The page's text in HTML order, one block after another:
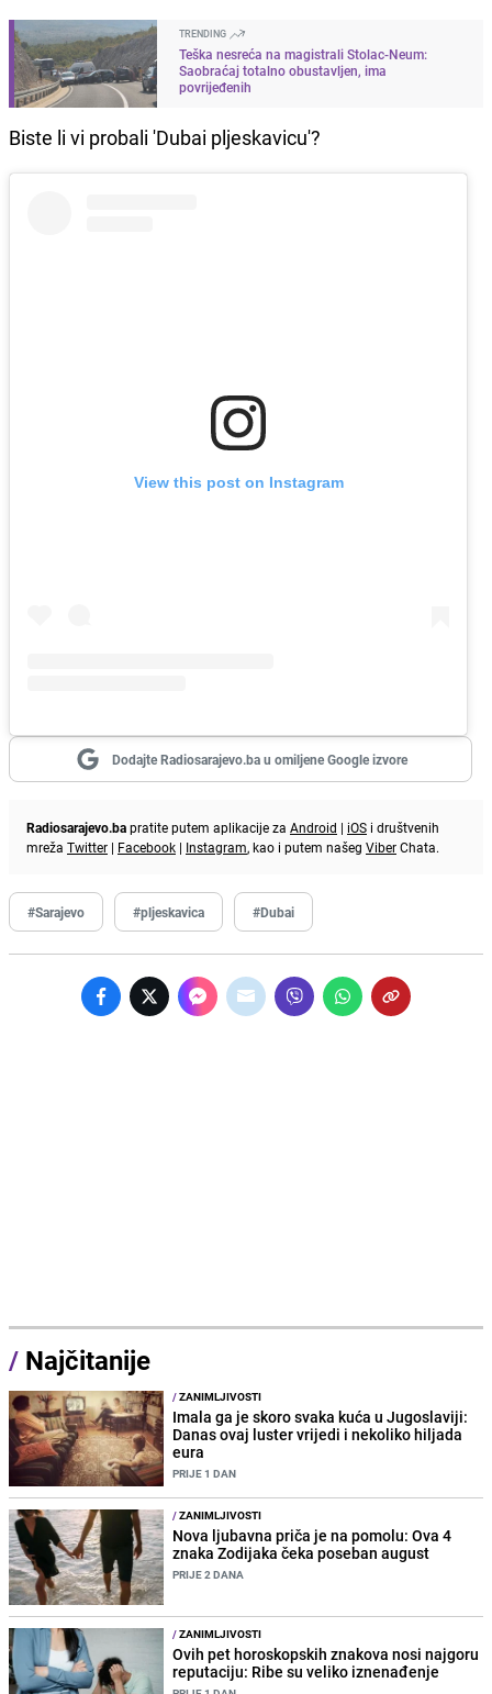
TRENDING
Teška nesreća na magistrali Stolac-Neum:
Saobraćaj totalno obustavljen, ima
povrijeđenih
Biste li vi probali 'Dubai pljeskavicu'?
View this post on Instagram
Dodajte Radiosarajevo.ba u omiljene Google izvore
Radiosarajevo.bapratite putem aplikacije za Android | iOS i društvenih
mreža Twitter | Facebook | Instagram, kao i putem našeg ViberChata.
#Sarajevo #pljeskavica #Dubai
/ Najčitanije
/ZANIMLJIVOSTI
Imala ga je skoro svaka kuća u Jugoslaviji:
Danas ovaj luster vrijedi i nekoliko hiljada
eura
PRIJE 1 DAN
/ZANIMLJIVOSTI
Nova ljubavna priča je na pomolu: Ova 4
znaka Zodijaka čeka poseban august
PRIJE 2 DANA
/ZANIMLJIVOSTI
Ovih pet horoskopskih znakova nosi najgoru
reputaciju: Ribe su veliko iznenađenje